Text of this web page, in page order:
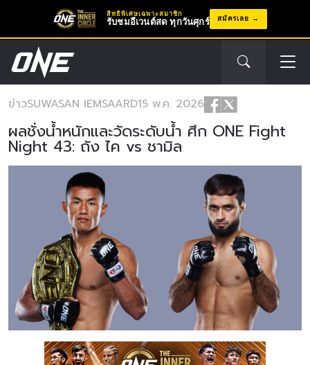
สิทธิพิเศษเฉพาะสมาชิก
รับชมอีเวนต์สด ทุกวันศุกร์ สมัครเลย
ข่าวSUWASAN IEMSAARD15 พ.ค. 2026
ผลชั่งน้ำหนักและวัดระดับน้ำ ศึก ONE Fight
Night 43: ถัง ไค vs ชามิล